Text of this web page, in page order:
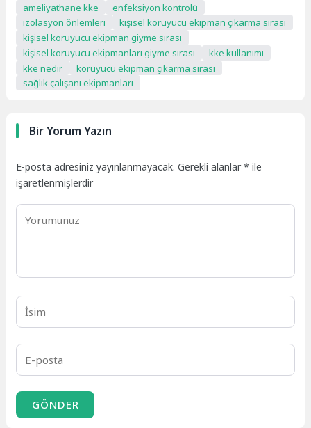
ameliyathane kke
enfeksiyon kontrolü
izolasyon önlemleri
kişisel koruyucu ekipman çıkarma sırası
kişisel koruyucu ekipman giyme sırası
kişisel koruyucu ekipmanları giyme sırası
kke kullanımı
kke nedir
koruyucu ekipman çıkarma sırası
sağlık çalışanı ekipmanları
Bir Yorum Yazın
E-posta adresiniz yayınlanmayacak. Gerekli alanlar* ile
işaretlenmişlerdir
GÖNDER